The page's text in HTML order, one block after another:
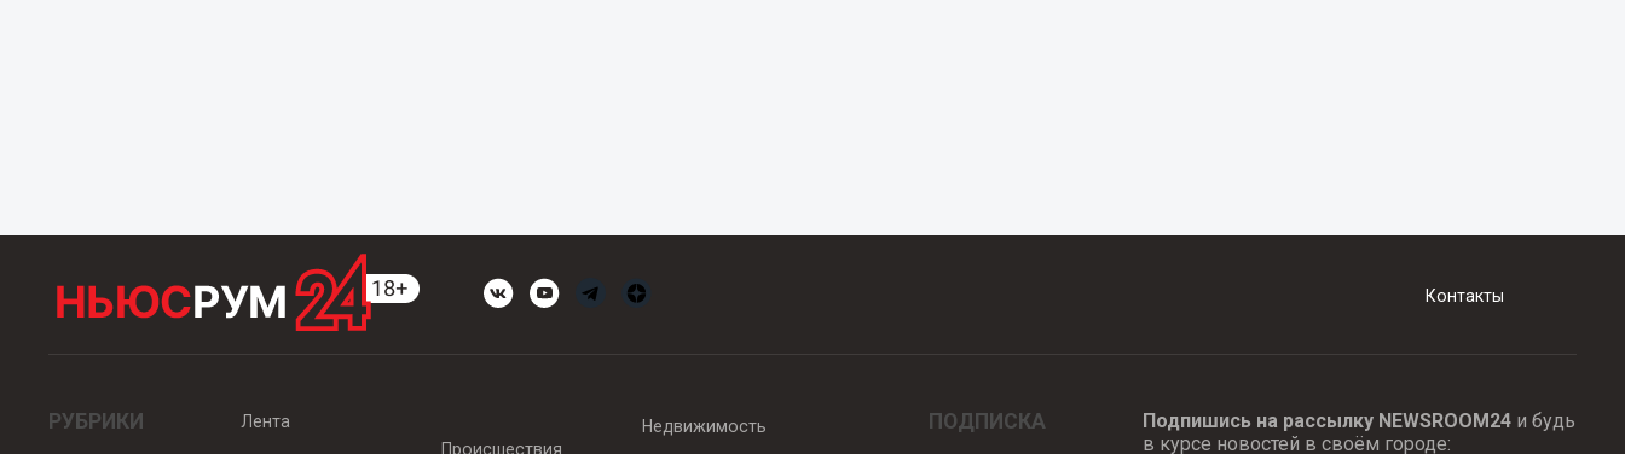
Контакты
РУБРИКИ
Лента
Происшествия
Недвижимость ПОДПИСКА Подпишись на рассылку NEWSROOM24и будь
в курсе новостей в своём городе: